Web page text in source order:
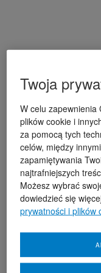
Twoja
W celu zapewnienia
plików cookie i
za pomocą tych
celów, między
zapamiętywania
najtrafniejszych
Możesz wybrać
dowiedzieć się
prywatności i plików